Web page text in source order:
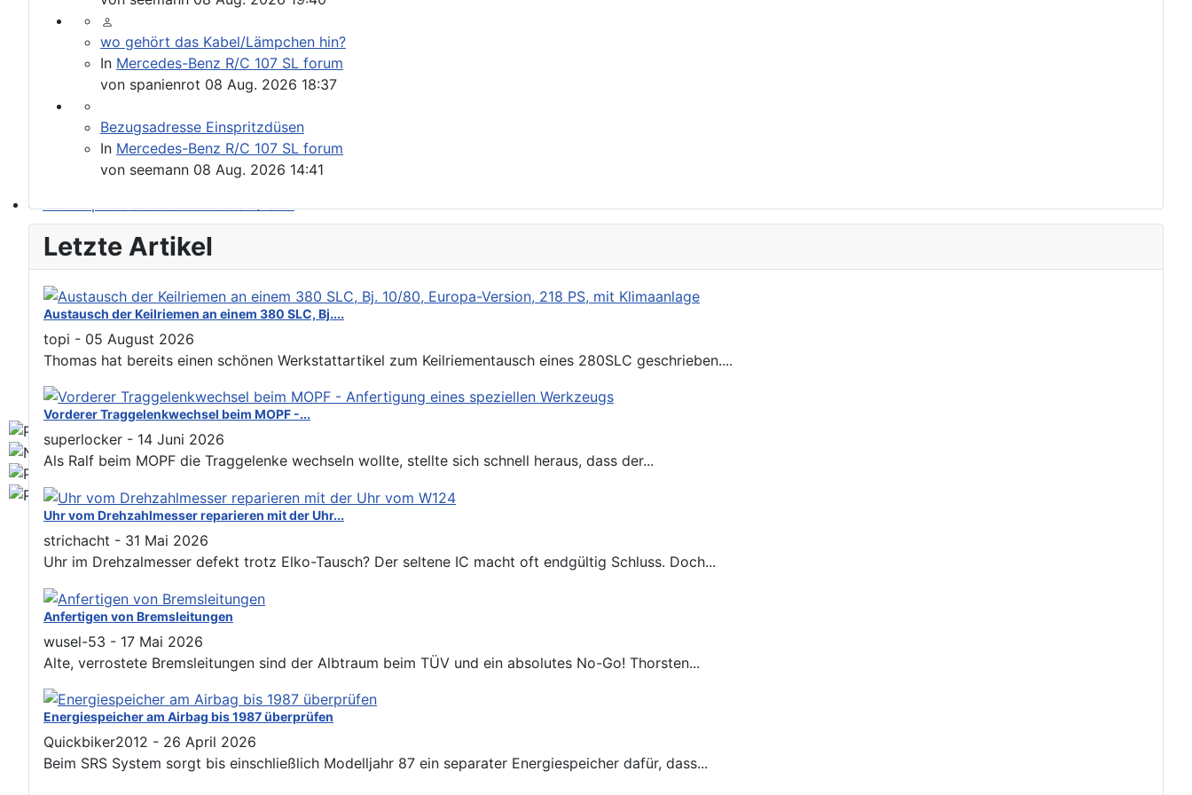
Please send your pre 82 datacards to Sternzeit-107
Find experts around MB 107 SL / SLC
wo gehört das Kabel/Lämpchen hin?
In Mercedes-Benz R/C 107 SL forum
von spanienrot 08 Aug. 2026 18:37
Bezugsadresse Einspritzdüsen
In Mercedes-Benz R/C 107 SL forum
von seemann 08 Aug. 2026 14:41
Letzte Artikel
Austausch der Keilriemen an einem 380 SLC, Bj....
topi - 05 August 2026
Thomas hat bereits einen schönen Werkstattartikel zum Keilriementausch eines 280SLC geschrieben....
Vorderer Traggelenkwechsel beim MOPF -...
superlocker - 14 Juni 2026
Als Ralf beim MOPF die Traggelenke wechseln wollte, stellte sich schnell heraus, dass der...
Uhr vom Drehzahlmesser reparieren mit der Uhr...
strichacht - 31 Mai 2026
Uhr im Drehzalmesser defekt trotz Elko-Tausch? Der seltene IC macht oft endgültig Schluss. Doch...
Anfertigen von Bremsleitungen
wusel-53 - 17 Mai 2026
Alte, verrostete Bremsleitungen sind der Albtraum beim TÜV und ein absolutes No-Go! Thorsten...
Energiespeicher am Airbag bis 1987 überprüfen
Quickbiker2012 - 26 April 2026
Beim SRS System sorgt bis einschließlich Modelljahr 87 ein separater Energiespeicher dafür, dass...